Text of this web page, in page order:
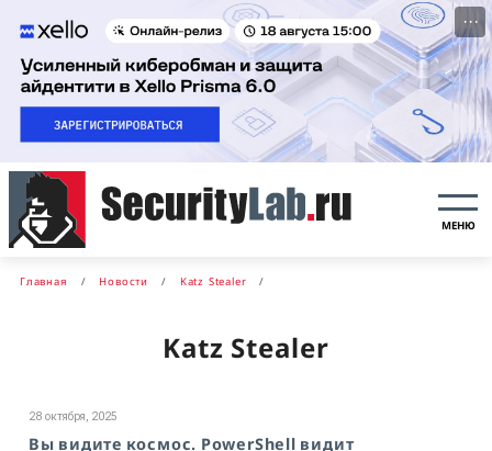
···
МЕНЮ
Главная Новости Katz Stealer
Katz Stealer
28 октября, 2025
Вы видите космос. PowerShell видит